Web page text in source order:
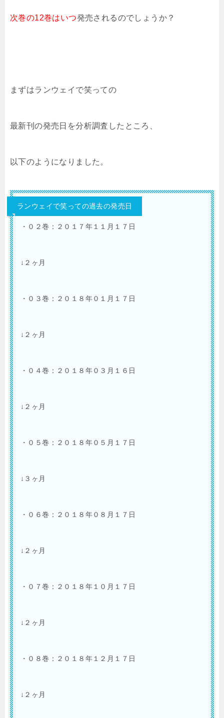
次巻の12巻はいつ発売されるのでしょうか？
まずはランウェイで笑っての
最新刊の発売日を分析調査したところ、
以下のようになりました。
ランウェイで笑っての過去の発売日
・０２巻：２０１７年１１月１７日
↓２ヶ月
・０３巻：２０１８年０１月１７日
↓２ヶ月
・０４巻：２０１８年０３月１６日
↓２ヶ月
・０５巻：２０１８年０５月１７日
↓３ヶ月
・０６巻：２０１８年０８月１７日
↓２ヶ月
・０７巻：２０１８年１０月１７日
↓２ヶ月
・０８巻：２０１８年１２月１７日
↓２ヶ月